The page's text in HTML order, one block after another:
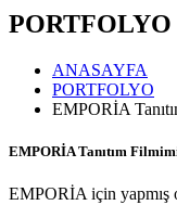
PORTFOLYO
ANASAYFA
PORTFOLYO
EMPORİA
EMPORİA Tanıtım
EMPORİA için yapmış